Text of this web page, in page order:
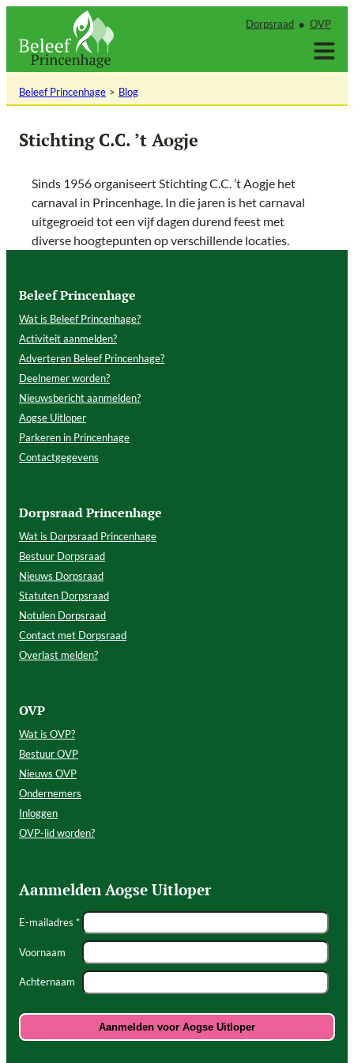
inhoud
Dorpsraad OVP
Beleef Princenhage Blog
Stichting C.C. ’t Aogje
Sinds 1956 organiseert Stichting C.C. ’t Aogje het
carnaval in Princenhage. In die jaren is het carnaval
uitgegroeid tot een vijf dagen durend feest met
diverse hoogtepunten op verschillende locaties.
Beleef Princenhage
Wat is Beleef Princenhage?
Activiteit aanmelden?
Adverteren Beleef Princenhage?
Deelnemer worden?
Nieuwsbericht aanmelden?
Aogse Uitloper
Parkeren in Princenhage
Contactgegevens
Dorpsraad Princenhage
Wat is Dorpsraad Princenhage
Bestuur Dorpsraad
Nieuws Dorpsraad
Statuten Dorpsraad
Notulen Dorpsraad
Contact met Dorpsraad
Overlast melden?
OVP
Wat is OVP?
Bestuur OVP
Nieuws OVP
Ondernemers
Inloggen
OVP-lid worden?
Aanmelden Aogse Uitloper
E-mailadres *
Voornaam
Achternaam